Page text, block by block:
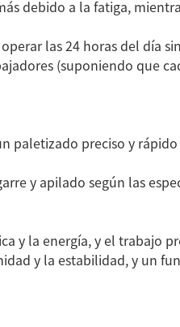
acero
tubos de
los productos
debido a la fatiga,
las 24 horas del día
(suponiendo que
preciso y
y apilado según las
y la energía, y el trabajo
y la estabilidad, y un